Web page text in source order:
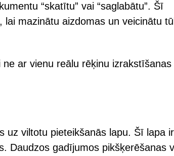
“skatītu” vai “saglabātu”. Šī
mazinātu aizdomas un veicinātu
ar vienu reālu rēķinu izrakstīšanas
uz viltotu pieteikšanās lapu. Šī lapa
Daudzos gadījumos pikšķerēšanas